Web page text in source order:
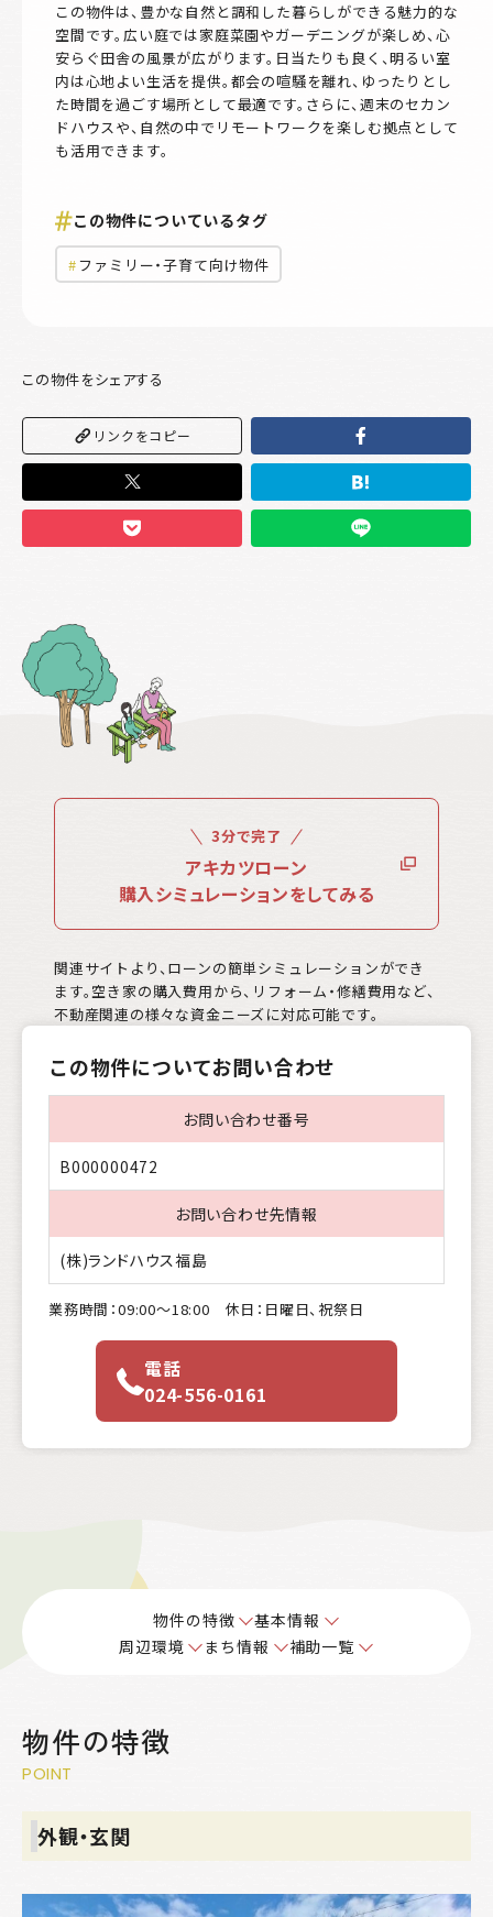
この物件は、豊かな自然と調和した暮らしができる魅力的な
空間です。広い庭では家庭菜園やガーデニングが楽しめ、心
安らぐ田舎の風景が広がります。日当たりも良く、明るい室
内は心地よい生活を提供。都会の喧騒を離れ、ゆったりとし
た時間を過ごす場所として最適です。さらに、週末のセカン
ドハウスや、自然の中でリモートワークを楽しむ拠点として
も活用できます。
この物件についているタグ
ファミリー・子育て向け物件
この物件をシェアする
リンクをコピー
3分で完了
アキカツローン
購入シミュレーションをしてみる
関連サイトより、ローンの簡単シミュレーションができ
ます。空き家の購入費用から、リフォーム・修繕費用など、
不動産関連の様々な資金ニーズに対応可能です。
この物件についてお問い合わせ
お問い合わせ番号
B000000472
お問い合わせ先情報
(株)ランドハウス福島
業務時間：09:00〜18:00 休日：日曜日、祝祭日
電話
024-556-0161
物件の特徴
基本情報
周辺環境
まち情報 補助一覧
物件の特徴
POINT
外観・玄関